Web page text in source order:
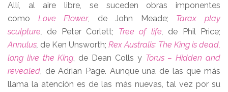
Allí, al aire libre, se suceden obras imponentes
como
Love Flower, de John Meade; Tarax play
sculpture, de Peter Corlett; Tree of life, de Phil Price;
Annulus, de Ken Unsworth; Rex Australis: The King is dead,
long live the King, de Dean Colls y Torus – Hidden and
revealed, de Adrian Page. Aunque una de las que más
llama la atención es de las más nuevas, tal vez por su